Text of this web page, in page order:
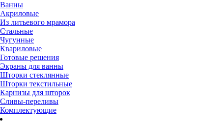
Ванны
Акриловые
Из литьевого мрамора
Стальные
Чугунные
Квариловые
Готовые решения
Экраны для ванны
Шторки стеклянные
Шторки текстильные
Карнизы для шторок
Сливы-переливы
Комплектующие